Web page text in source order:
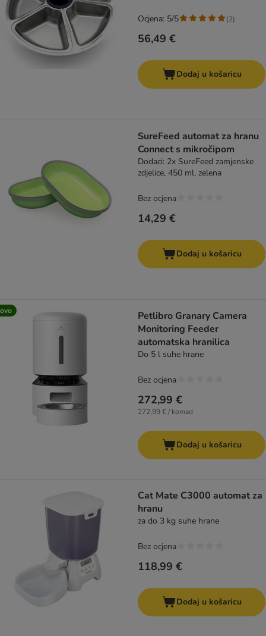
56,49 €
Ocjena: 5/5 (2)
Dodaj u košaricu
SureFeed automat za hranu
Connect s mikročipom
Dodaci: 2x SureFeed zamjenske
zdjelice, 450 ml, zelena
14,29 €
Bez ocjena
Dodaj u košaricu
Petlibro Granary Camera
Monitoring Feeder
automatska hranilica
Do 5 l suhe hrane
272,99 €
272,99 € / komad
Bez ocjena
Dodaj u košaricu
Cat Mate C3000 automat za
hranu
za do 3 kg suhe hrane
118,99 €
Bez ocjena
Dodaj u košaricu